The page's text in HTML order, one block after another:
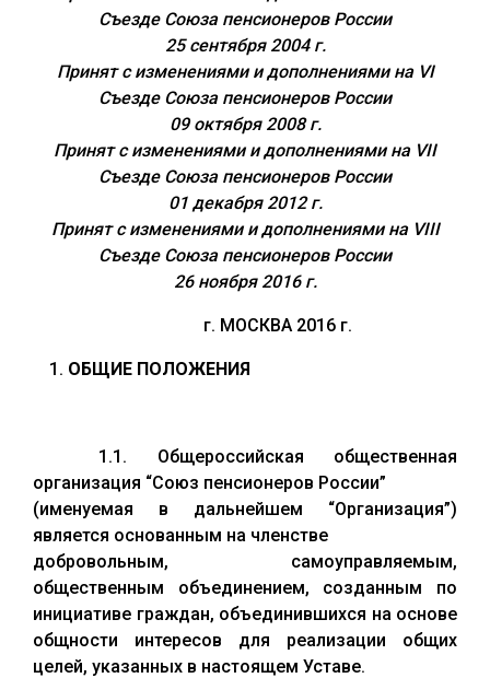
Съезде Союза пенсионеров России
25 сентября 2004 г.
Принят с изменениями и дополнениями на VI
Съезде Союза пенсионеров России
09 октября 2008 г.
Принят с изменениями и дополнениями на VII
Съезде Союза пенсионеров России
01 декабря 2012 г.
Принят с изменениями и дополнениями на VIII
Съезде Союза пенсионеров России
26 ноября 2016 г.
г. МОСКВА 2016 г.
ОБЩИЕ ПОЛОЖЕНИЯ
1.1. Общероссийская общественная
организация “Союз пенсионеров России”
(именуемая в дальнейшем “Организация”)
является основанным на членстве
добровольным, самоуправляемым,
общественным объединением, созданным по
инициативе граждан, объединившихся на основе
общности интересов для реализации общих
целей, указанных в настоящем Уставе.